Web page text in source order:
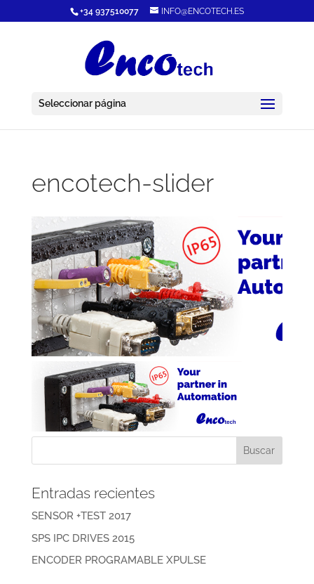
+34 937510077 INFO@ENCOTECH.ES
Seleccionar página
encotech-slider
Entradas recientes
SENSOR +TEST 2017
SPS IPC DRIVES 2015
ENCODER PROGRAMABLE XPULSE